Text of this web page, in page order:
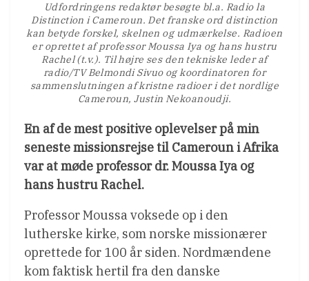
Udfordringens redaktør besøgte bl.a. Radio la
Distinction i Cameroun. Det franske ord distinction
kan betyde forskel, skelnen og udmærkelse. Radioen
er oprettet af professor Moussa Iya og hans hustru
Rachel (t.v.). Til højre ses den tekniske leder af
radio/TV Belmondi Sivuo og koordinatoren for
sammenslutningen af kristne radioer i det nordlige
Cameroun, Justin Nekoanoudji.
En af de mest positive oplevelser på min
seneste missionsrejse til Cameroun i Afrika
var at møde professor dr. Moussa Iya og
hans hustru Rachel.
Professor Moussa voksede op i den
lutherske kirke, som norske missionærer
oprettede for 100 år siden. Nordmændene
kom faktisk hertil fra den danske